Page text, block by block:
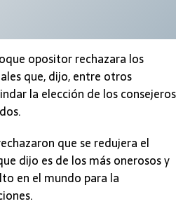
opositor rechazara los
que, dijo, entre otros
la elección de los consejeros
que se redujera el
dijo es de los más onerosos y
en el mundo para la